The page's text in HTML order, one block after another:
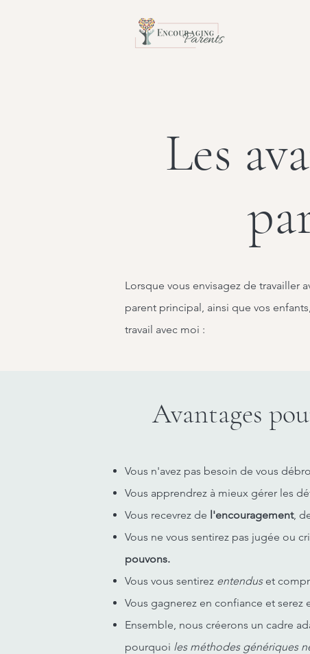
Les
Lorsque vous envisagez de
parent principal, ainsi que vos
travail avec moi :
Avantages
Vous n'avez pas besoin de vous
Vous apprendrez à mieux gérer les
Vous recevrez de l'encouragement,
Vous ne vous sentirez pas jugée ou
pouvons.
Vous vous sentirez entenduset
Vous gagnerez en confiance et
Ensemble, nous créerons un cadre
pourquoi les méthodes génériques